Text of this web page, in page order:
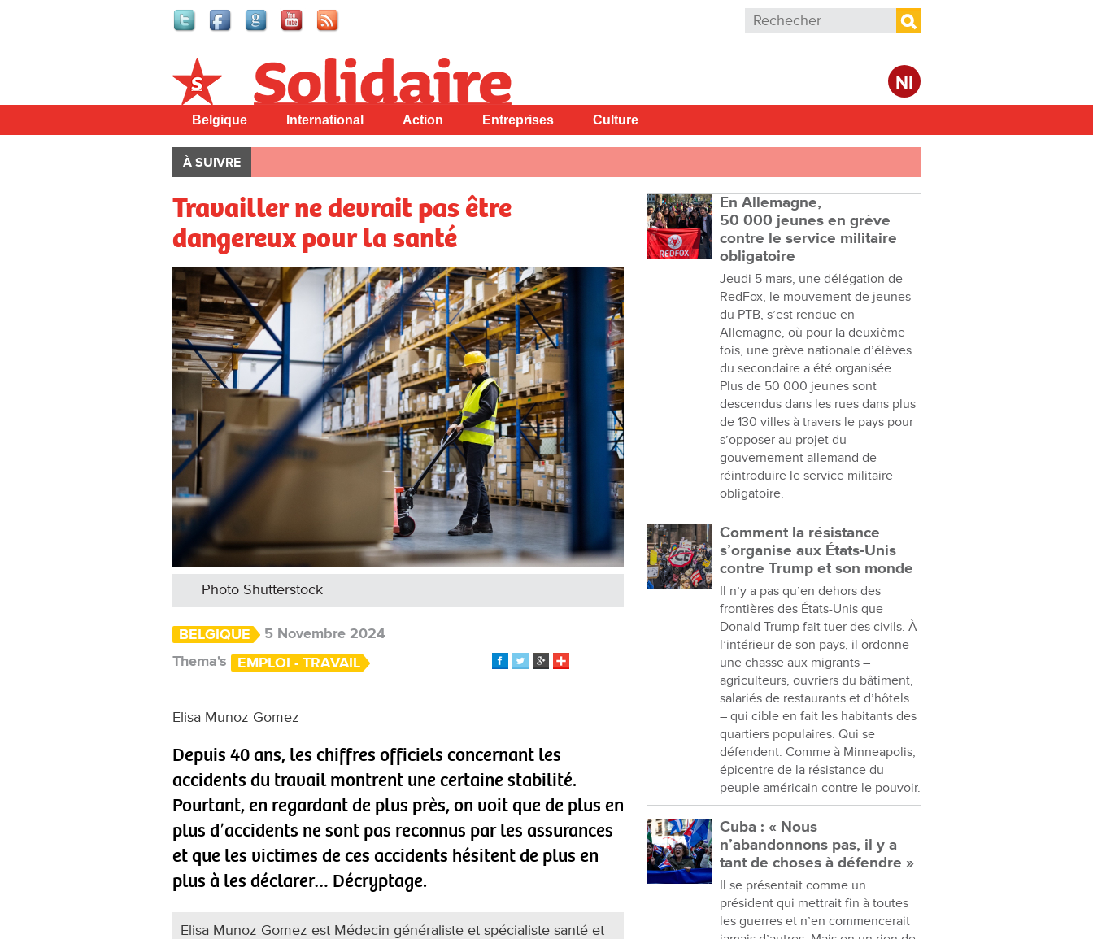
Formulaire de recherche
Rechercher
Nl
Solidaire
Belgique International Action Entreprises Culture
À SUIVRE
Travailler ne devrait pas être
dangereux pour la santé
Photo Shutterstock
BELGIQUE
5 Novembre 2024
Thema's
EMPLOI - TRAVAIL
Elisa Munoz Gomez
Depuis 40 ans, les chiffres officiels concernant les
accidents du travail montrent une certaine stabilité.
Pourtant, en regardant de plus près, on voit que de plus en
plus dʼaccidents ne sont pas reconnus par les assurances
et que les victimes de ces accidents hésitent de plus en
plus à les déclarer… Décryptage.
Elisa Munoz Gomez est Médecin généraliste et spécialiste santé et
En Allemagne,
50 000 jeunes en grève
contre le service militaire
obligatoire
Jeudi 5 mars, une délégation de
RedFox, le mouvement de jeunes
du PTB, s’est rendue en
Allemagne, où pour la deuxième
fois, une grève nationale d’élèves
du secondaire a été organisée.
Plus de 50 000 jeunes sont
descendus dans les rues dans plus
de 130 villes à travers le pays pour
s’opposer au projet du
gouvernement allemand de
réintroduire le service militaire
obligatoire.
Comment la résistance
s’organise aux États-Unis
contre Trump et son monde
Il n’y a pas qu’en dehors des
frontières des États-Unis que
Donald Trump fait tuer des civils. À
l’intérieur de son pays, il ordonne
une chasse aux migrants –
agriculteurs, ouvriers du bâtiment,
salariés de restaurants et d’hôtels…
– qui cible en fait les habitants des
quartiers populaires. Qui se
défendent. Comme à Minneapolis,
épicentre de la résistance du
peuple américain contre le pouvoir.
Cuba : « Nous
n’abandonnons pas, il y a
tant de choses à défendre »
Il se présentait comme un
président qui mettrait fin à toutes
les guerres et n’en commencerait